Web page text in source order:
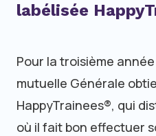
labélisée
Pour la troisième
mutuelle Générale
HappyTrainees®, qui
où il fait bon effectuer